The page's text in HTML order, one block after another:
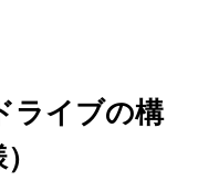
ライブの構